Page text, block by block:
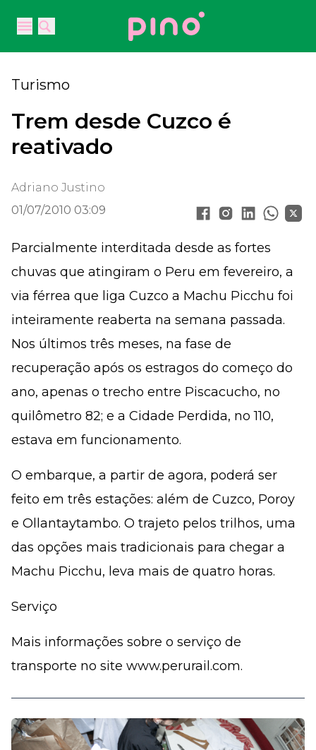
Open main menu
Open main menu
Your Company
Turismo
Trem desde Cuzco é
reativado
Adriano Justino
01/07/2010 03:09
Parcialmente interditada desde as fortes
chuvas que atingiram o Peru em fevereiro, a
via férrea que liga Cuzco a Machu Picchu foi
inteiramente reaberta na semana passada.
Nos últimos três meses, na fase de
recuperação após os estragos do começo do
ano, apenas o trecho entre Piscacucho, no
quilômetro 82; e a Cidade Perdida, no 110,
estava em funcionamento.
O embarque, a partir de agora, poderá ser
feito em três estações: além de Cuzco, Poroy
e Ollantay­­tambo. O trajeto pelos trilhos, uma
das opções mais tradicionais para chegar a
Machu Picchu, leva mais de quatro horas.
Serviço
Mais informações sobre o serviço de
transporte no site www.perurail.com.